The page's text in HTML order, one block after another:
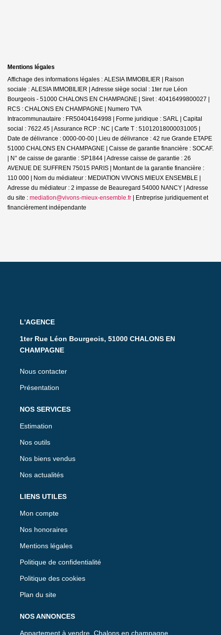
Mentions légales
Affichage des informations légales : ALESIA IMMOBILIER | Raison
sociale : ALESIA IMMOBILIER | Adresse siège social : 1ter rue Léon
Bourgeois - 51000 CHALONS EN CHAMPAGNE | Siret : 40416499800027 |
RCS : CHALONS EN CHAMPAGNE | Numero TVA
Intracommunautaire : FR50404164998 | Forme juridique : SARL | Capital
social : 7622.45 | Assurance RCP : NC | Carte T : 51012018000031005 |
Date de délivrance : 0000-00-00 | Lieu de délivrance : 42 rue Grande ETAPE
51000 CHALONS EN CHAMPAGNE | Caisse de garantie financière : SOCAF.
| N° de caisse de garantie : SP1844 | Adresse caisse de garantie : 26
AVENUE DE SUFFREN 75015 PARIS | Montant de la garantie financière :
110 000 | Nom du médiateur : MEDIATION VIVONS MIEUX ENSEMBLE |
Adresse du médiateur : 2 impasse de Beauregard 54000 NANCY | Adresse
du site : mediation@vivons-mieux-ensemble.fr | Entreprise juridiquement et
financièrement indépendante
L'AGENCE
1ter Rue Léon Bourgeois, 51000 CHALONS EN
CHAMPAGNE
Nous contacter
Présentation
NOS SERVICES
Estimation
Nos outils
Nos biens vendus
Nos actualités
LIENS UTILES
Mon compte
Nos honoraires
Mentions légales
Politique de confidentialité
Politique des cookies
Plan du site
NOS ANNONCES
Appartement à vendre, Chalons en champagne